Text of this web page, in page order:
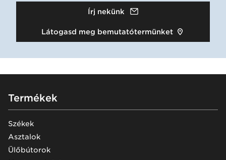
Írj nekünk
Látogasd meg bemutatótermünket
Footer
Termékek
Székek
Asztalok
Ülőbútorok